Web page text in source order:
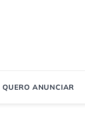
QUERO ANUNCIAR